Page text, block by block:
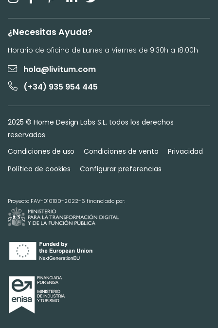
¿Necesitas Ayuda?
Horario de oficina de Lunes a Viernes de 9:30h a 18:00h
hola@livitum.com
(+34) 935 954 445
2025 © Home Design Labs S.L. todos los derechos
reservados
Condiciones de uso
Condiciones de venta
Privacidad
Política de cookies
Configurar preferencias
Proyecto FAV-010100-2022-6 financiado por: